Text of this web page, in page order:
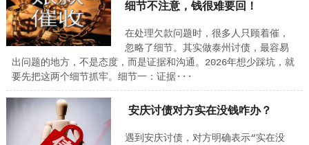
细节不注意，钱很难要回！
在处理欠款问题时，很多人只顾着催，
忽略了细节。其实做泰州讨债，最容易
出问题的地方，不是态度，而是证据和沟通。2026年想少踩坑，就
要先把这两个细节抓牢。细节一：证据···
安庆讨债对方实在没钱咋办？
遇到安庆讨债，对方明确表示“实在没